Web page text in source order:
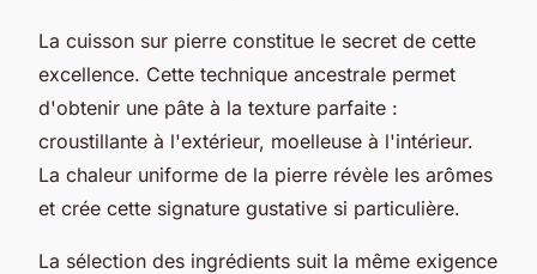
La cuisson sur pierre constitue le secret de cette
excellence. Cette technique ancestrale permet
d'obtenir une pâte à la texture parfaite :
croustillante à l'extérieur, moelleuse à l'intérieur.
La chaleur uniforme de la pierre révèle les arômes
et crée cette signature gustative si particulière.
La sélection des ingrédients suit la même exigence